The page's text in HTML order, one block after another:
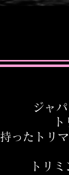
ジャ
持ったトリ
トリ